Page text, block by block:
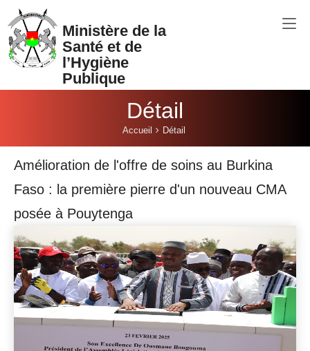
Aller au contenu principal
Ministère de la
Santé et de
l’Hygiène
Publique
Détail
Accueil Détail
Amélioration de l'offre de soins au Burkina
Faso : la première pierre d'un nouveau CMA
posée à Pouytenga